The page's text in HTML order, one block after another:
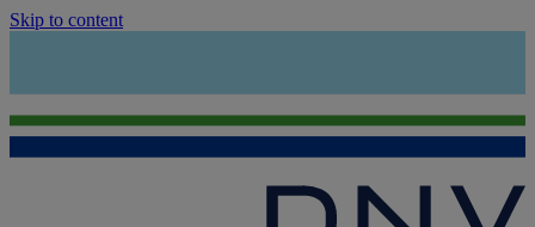
Skip to content